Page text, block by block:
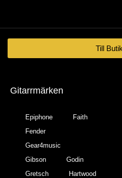
Till
Gitarrmärken
Epiphone
Faith
Fender
Gear4music
Gibson
Godin
Gretsch
Hartwood